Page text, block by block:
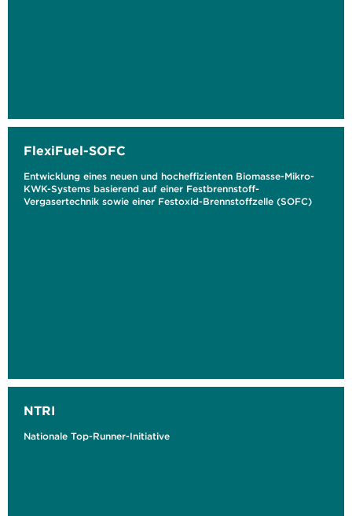
FlexiFuel-SOFC
Entwicklung eines neuen und hocheffizienten Biomasse-Mikro-
KWK-Systems basierend auf einer Festbrennstoff-
Vergasertechnik sowie einer Festoxid-Brennstoffzelle (SOFC)
NTRI
Nationale Top-Runner-Initiative